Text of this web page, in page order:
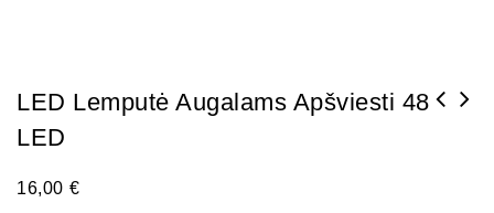
LED Lemputė Augalams Apšviesti 48
LED
16,00 €